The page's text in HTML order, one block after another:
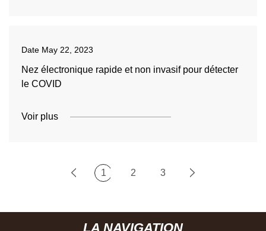
Date May 22, 2023
Nez électronique rapide et non invasif pour détecter
le COVID
Voir plus
1 2 3
LA NAVIGATION